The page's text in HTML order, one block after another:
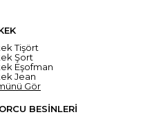
Tişört
Şort
Eşofman
Jean
Gör
BESİNLERİ